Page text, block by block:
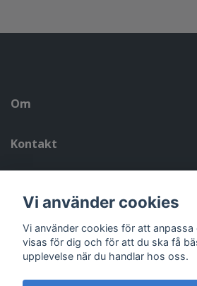
Om
Kontakt
Sociala medier
Vi använder cookies
Vi använder cookies för att anpassa
visas för dig och för att du ska få
upplevelse när du handlar hos oss.